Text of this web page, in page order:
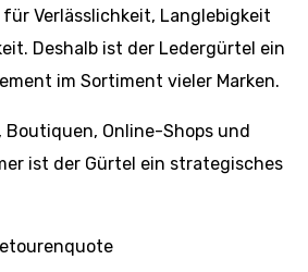
Verlässlichkeit, Langlebigkeit
Deshalb ist der Ledergürtel ein
im Sortiment vieler Marken.
Boutiquen, Online-Shops und
ist der Gürtel ein strategisches